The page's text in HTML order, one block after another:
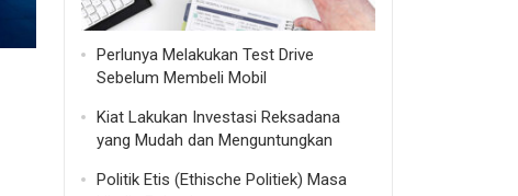
Perlunya Melakukan Test Drive
Sebelum Membeli Mobil
Kiat Lakukan Investasi Reksadana
yang Mudah dan Menguntungkan
Politik Etis (Ethische Politiek) Masa